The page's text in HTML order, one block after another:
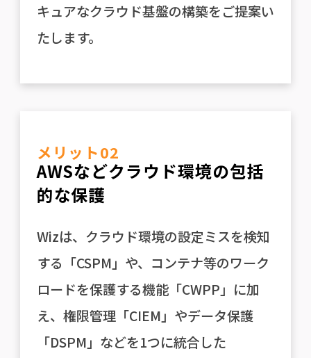
キュアなクラウド基盤の構築をご提案い
たします。
メリット02
AWSなどクラウド環境の包括
的な保護
Wizは、クラウド環境の設定ミスを検知
する「CSPM」や、コンテナ等のワーク
ロードを保護する機能「CWPP」に加
え、権限管理「CIEM」やデータ保護
「DSPM」などを1つに統合した